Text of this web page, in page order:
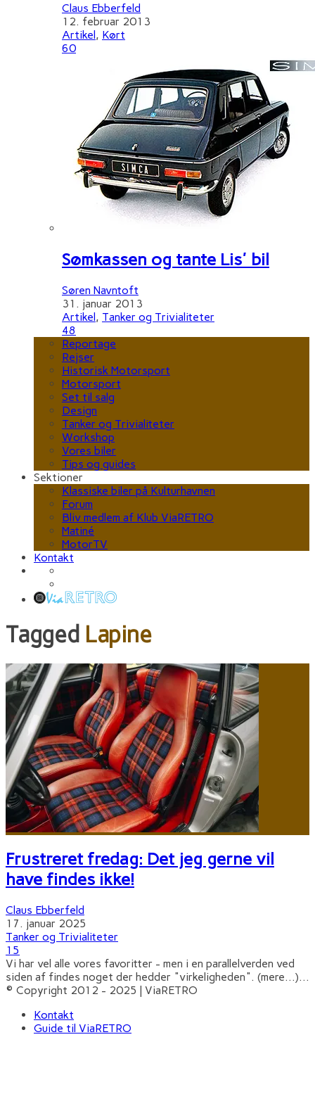
Claus Ebberfeld
12. februar 2013
Artikel, Kørt
60
Sømkassen og tante Lis' bil
Søren Navntoft
31. januar 2013
Artikel, Tanker og Trivialiteter
48
Reportage
Rejser
Historisk Motorsport
Motorsport
Set til salg
Design
Tanker og Trivialiteter
Workshop
Vores biler
Tips og guides
Sektioner
Klassiske biler på Kulturhavnen
Forum
Bliv medlem af Klub ViaRETRO
Matiné
MotorTV
Kontakt
Tagged Lapine
Frustreret fredag: Det jeg gerne vil
have findes ikke!
Claus Ebberfeld
17. januar 2025
Tanker og Trivialiteter
15
Vi har vel alle vores favoritter - men i en parallelverden ved
siden af findes noget der hedder "virkeligheden". (mere…)...
© Copyright 2012 - 2025 | ViaRETRO
Kontakt
Guide til ViaRETRO